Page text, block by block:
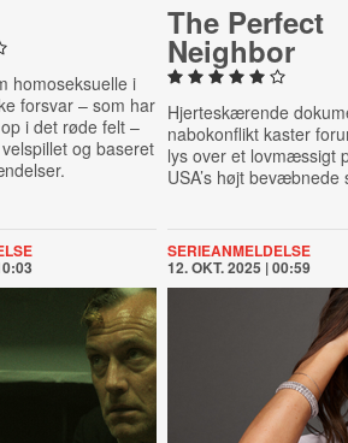
homoseksuelle i
forsvar – som har
i det røde felt –
og baseret
The Perfect
Neighbor
Hjerteskærende
nabokonflikt kaster
lys over et lovmæssigt
USA’s højt bevæbnede
SERIEANMELDELSE
12. OKT. 2025 | 00:59